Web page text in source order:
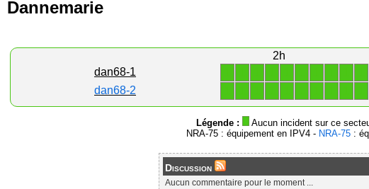
Dannemarie
2h
dan68-1
dan68-2
Légende : Aucun incident sur ce
NRA-75 : équipement en IPV4 - NRA-75 :
Discussion
Aucun commentaire pour le moment ...